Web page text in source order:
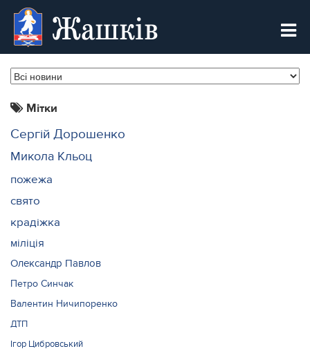
Жашків
Мітки
Сергій Дорошенко
Микола Кльоц
пожежа
свято
крадіжка
міліція
Олександр Павлов
Петро Синчак
Валентин Ничипоренко
ДТП
Ігор Цибровський